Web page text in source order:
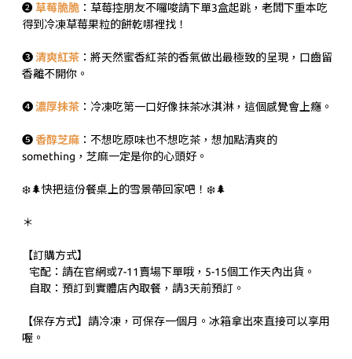
❷草莓脆脆 ：草莓控朋友不囉唆請下單3盒起跳，老闆下重本吃
得到冷凍草莓果粒的餅乾哪裡找！
❸清爽紅茶 ：將天然蜜香紅茶的香氣做出最極致的呈現，口齒留
香離不開你。
❹濃厚抹茶 ：冷凍吃第一口好像抹茶冰淇淋，這個感覺會上癮。
❺香醇芝麻 ：不想吃原味也不想吃茶，想加點清爽的
something，芝麻一定是你的心頭好。
❄️🌲快把這份餐桌上的雪景帶回家吧！❄️🌲
＊
【訂購方式】
宅配：請在官網或7-11賣場下單哦，5-15個工作天內出貨。
自取：預訂到實體店內取餐，請3天前預訂。
【保存方式】請冷凍，可保存一個月。冰箱拿出來直接可以享用
喔。